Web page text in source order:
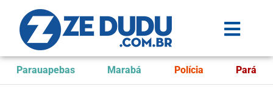
Parauapebas Marabá Polícia Pará